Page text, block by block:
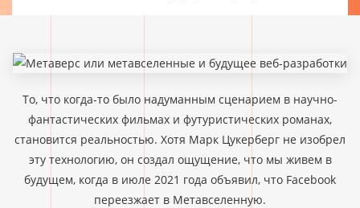
То, что когда-то было надуманным сценарием в научно-
фантастических фильмах и футуристических романах,
становится реальностью. Хотя Марк Цукерберг не изобрел
эту технологию, он создал ощущение, что мы живем в
будущем, когда в июле 2021 года объявил, что Facebook
переезжает в Метавселенную.